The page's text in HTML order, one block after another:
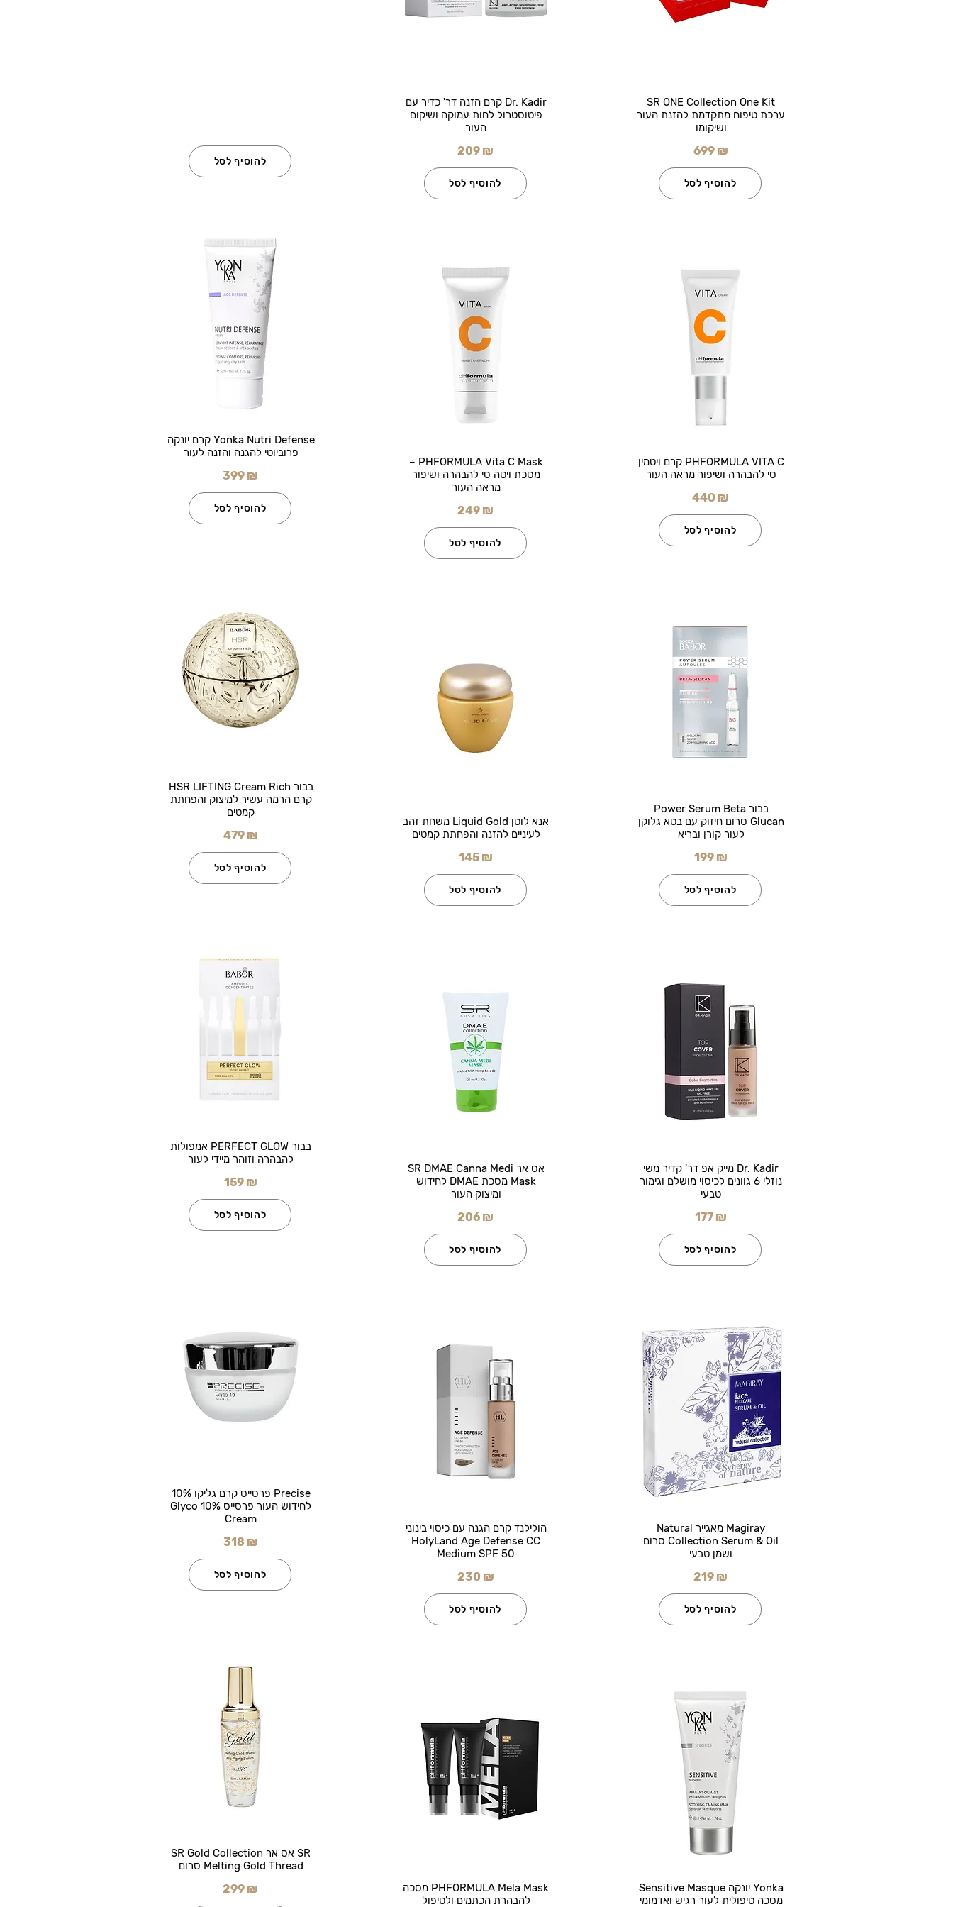
להוסיף לסל
Yonka Nutri Defense קרם יונקה
פרוביוטי להגנה והזנה לעור
399 ₪
להוסיף לסל
בבור HSR LIFTING Cream Rich
קרם הרמה עשיר למיצוק והפחתת
קמטים
479 ₪
להוסיף לסל
בבור PERFECT GLOW אמפולות
להבהרה וזוהר מיידי לעור
159 ₪
להוסיף לסל
Precise פרסייס קרם גליקו 10%
לחידוש העור פרסייס Glyco 10%
Cream
318 ₪
להוסיף לסל
SR אס אר SR Gold Collection
Melting Gold Thread סרום
299 ₪
Dr. Kadir קרם הזנה דר' כדיר עם
פיטוסטרול לחות עמוקה ושיקום
העור
209 ₪
להוסיף לסל
PHFORMULA Vita C Mask –
מסכת ויטה סי להבהרה ושיפור
מראה העור
249 ₪
להוסיף לסל
אנא לוטן Liquid Gold משחת זהב
לעיניים להזנה והפחתת קמטים
145 ₪
להוסיף לסל
אס אר SR DMAE Canna Medi
Mask מסכת DMAE לחידוש
ומיצוק העור
206 ₪
להוסיף לסל
הולילנד קרם הגנה עם כיסוי בינוני
HolyLand Age Defense CC
Medium SPF 50
230 ₪
להוסיף לסל
PHFORMULA Mela Mask מסכה
להבהרת הכתמים ולטיפול
SR ONE Collection One Kit
ערכת טיפוח מתקדמת להזנת העור
ושיקומו
699 ₪
להוסיף לסל
PHFORMULA VITA C קרם ויטמין
סי להבהרה ושיפור מראה העור
440 ₪
להוסיף לסל
בבור Power Serum Beta
Glucan סרום חיזוק עם בטא גלוקן
לעור קורן ובריא
199 ₪
להוסיף לסל
Dr. Kadir מייק אפ דר' קדיר משי
נוזלי 6 גוונים לכיסוי מושלם וגימור
טבעי
177 ₪
להוסיף לסל
Magiray מאגייר Natural
Collection Serum & Oil סרום
ושמן טבעי
219 ₪
להוסיף לסל
Yonka יונקה Sensitive Masque
מסכה טיפולית לעור רגיש ואדמומי